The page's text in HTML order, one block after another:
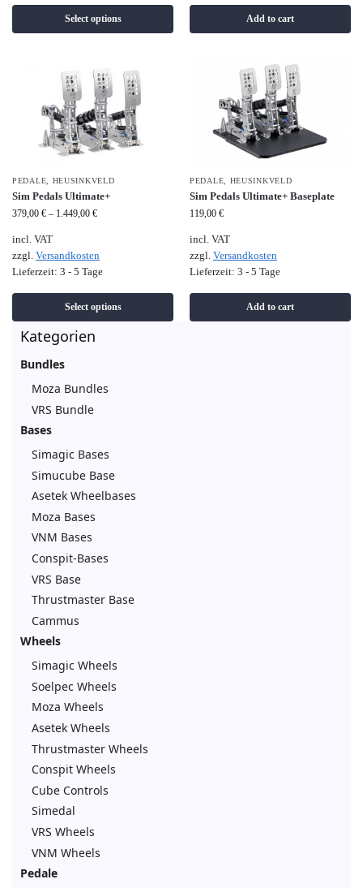
Select options Add to cart
PEDALE HEUSINKVELD
Sim Pedals Ultimate+
379,00 € – 1.449,00 €
incl. VAT
zzgl. Versandkosten
Lieferzeit: 3 - 5 Tage
Select options
PEDALE HEUSINKVELD
Sim Pedals Ultimate+ Baseplate
119,00 €
incl. VAT
zzgl. Versandkosten
Lieferzeit: 3 - 5 Tage
Add to cart
Kategorien
Bundles
Moza Bundles
VRS Bundle
Bases
Simagic Bases
Simucube Base
Asetek Wheelbases
Moza Bases
VNM Bases
Conspit-Bases
VRS Base
Thrustmaster Base
Cammus
Wheels
Simagic Wheels
Soelpec Wheels
Moza Wheels
Asetek Wheels
Thrustmaster Wheels
Conspit Wheels
Cube Controls
Simedal
VRS Wheels
VNM Wheels
Pedale